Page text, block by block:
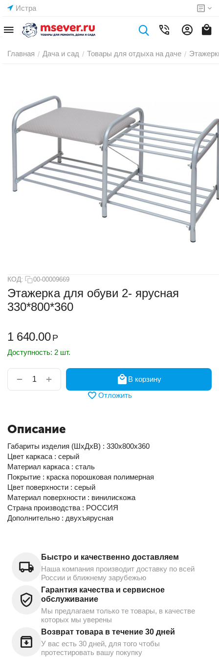
Истра
Главная / Дача и сад / Товары для отдыха на даче /
КОД: 00-00009669
Этажерка для обуви 2- ярусная
330*800*360
1 640.00 Р
Доступность: 2 шт.
+
−
В корзину
Отложить
Описание
Габариты изделия (ШхДхВ) : 330х800х360
Цвет каркаса : серый
Материал каркаса : сталь
Покрытие : краска порошковая полимерная
Цвет поверхности : серый
Материал поверхности : винилискожа
Страна производства : РОССИЯ
Дополнительно : двухъярусная
Быстро и качественно доставляем
Наша компания производит доставку по всей
России и ближнему зарубежью
Гарантия качества и сервисное
обслуживание
Мы предлагаем только те товары, в качестве
которых мы уверены
Возврат товара в течение 30 дней
У вас есть 30 дней, для того чтобы
протестировать вашу покупку